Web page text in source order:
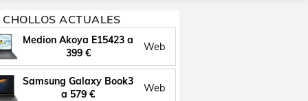
CHOLLOS ACTUALES
Medion Akoya E15423 a
399 €
Web
Samsung Galaxy Book3
a 579 €
Web